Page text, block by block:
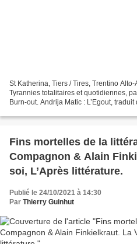
St Katherina, Tiers / Tires, Trentino
Tyrannies totalitaires et quotidiennes,
Burn-out. Andrija Matic : L’Egout,
Fins mortelles de la
Compagnon & Alain Finkielkraut. La
soi, L’Après littérature.
Publié le 24/10/2021 à 14:30
Par Thierry Guinhut